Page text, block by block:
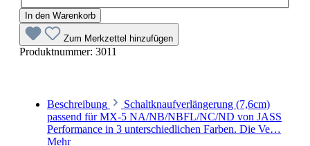
In den Warenkorb
Zum Merkzettel hinzufügen
Produktnummer: 3011
Beschreibung
Schaltknaufverlängerung (7,6cm)
passend für MX-5 NA/NB/NBFL/NC/ND von JASS
Performance in 3 unterschiedlichen Farben. Die Ve…
Mehr